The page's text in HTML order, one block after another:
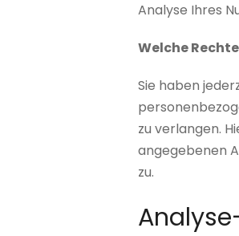
Analyse Ihres
Welche
Sie haben
zu verlangen.
angegebenen
zu.